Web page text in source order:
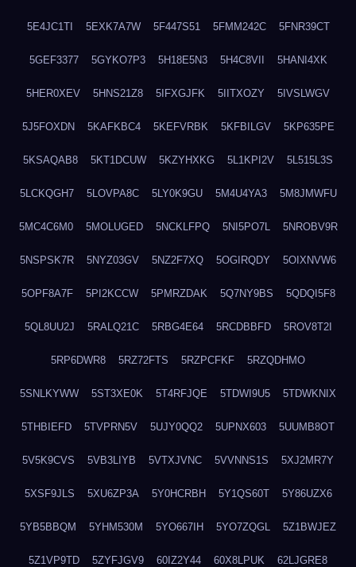
5E4JC1TI 5EXK7A7W 5F447S51 5FMM242C 5FNR39CT
5GEF3377 5GYKO7P3 5H18E5N3 5H4C8VII 5HANI4XK
5HER0XEV 5HNS21Z8 5IFXGJFK 5IITXOZY 5IVSLWGV
5J5FOXDN 5KAFKBC4 5KEFVRBK 5KFBILGV 5KP635PE
5KSAQAB8 5KT1DCUW 5KZYHXKG 5L1KPI2V 5L515L3S
5LCKQGH7 5LOVPA8C 5LY0K9GU 5M4U4YA3 5M8JMWFU
5MC4C6M0 5MOLUGED 5NCKLFPQ 5NI5PO7L 5NROBV9R
5NSPSK7R 5NYZ03GV 5NZ2F7XQ 5OGIRQDY 5OIXNVW6
5OPF8A7F 5PI2KCCW 5PMRZDAK 5Q7NY9BS 5QDQI5F8
5QL8UU2J 5RALQ21C 5RBG4E64 5RCDBBFD 5ROV8T2I
5RP6DWR8 5RZ72FTS 5RZPCFKF 5RZQDHMO
5SNLKYWW 5ST3XE0K 5T4RFJQE 5TDWI9U5 5TDWKNIX
5THBIEFD 5TVPRN5V 5UJY0QQ2 5UPNX603 5UUMB8OT
5V5K9CVS 5VB3LIYB 5VTXJVNC 5VVNNS1S 5XJ2MR7Y
5XSF9JLS 5XU6ZP3A 5Y0HCRBH 5Y1QS60T 5Y86UZX6
5YB5BBQM 5YHM530M 5YO667IH 5YO7ZQGL 5Z1BWJEZ
5Z1VP9TD 5ZYFJGV9 60IZ2Y44 60X8LPUK 62LJGRE8